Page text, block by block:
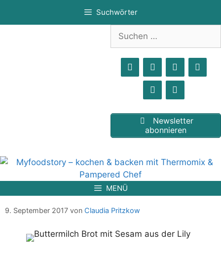
Suchwörter
Suchen
nach:
Newsletter
abonnieren
MENÜ
Buttermilch Brot mit Sesam
9. September 2017 von Claudia Pritzkow